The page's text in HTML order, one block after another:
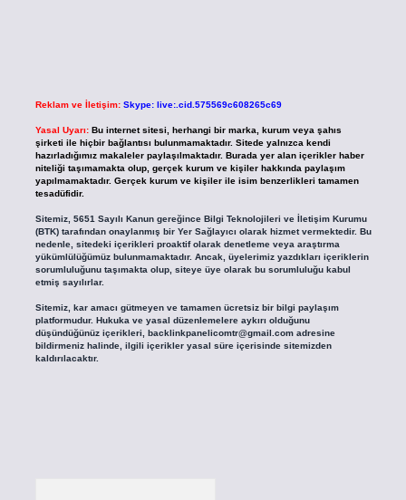
Reklam ve İletişim: Skype: live:.cid.575569c608265c69
Yasal Uyarı: Bu internet sitesi, herhangi bir marka, kurum veya şahıs
şirketi ile hiçbir bağlantısı bulunmamaktadır. Sitede yalnızca kendi
hazırladığımız makaleler paylaşılmaktadır. Burada yer alan içerikler haber
niteliği taşımamakta olup, gerçek kurum ve kişiler hakkında paylaşım
yapılmamaktadır. Gerçek kurum ve kişiler ile isim benzerlikleri tamamen
tesadüfidir.
Sitemiz, 5651 Sayılı Kanun gereğince Bilgi Teknolojileri ve İletişim Kurumu
(BTK) tarafından onaylanmış bir Yer Sağlayıcı olarak hizmet vermektedir. Bu
nedenle, sitedeki içerikleri proaktif olarak denetleme veya araştırma
yükümlülüğümüz bulunmamaktadır. Ancak, üyelerimiz yazdıkları içeriklerin
sorumluluğunu taşımakta olup, siteye üye olarak bu sorumluluğu kabul
etmiş sayılırlar.
Sitemiz, kar amacı gütmeyen ve tamamen ücretsiz bir bilgi paylaşım
platformudur. Hukuka ve yasal düzenlemelere aykırı olduğunu
düşündüğünüz içerikleri, backlinkpanelicomtr@gmail.comadresine
bildirmeniz halinde, ilgili içerikler yasal süre içerisinde sitemizden
kaldırılacaktır.